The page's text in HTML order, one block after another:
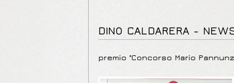
DINO CALDARERA -
premio "Concorso Mario